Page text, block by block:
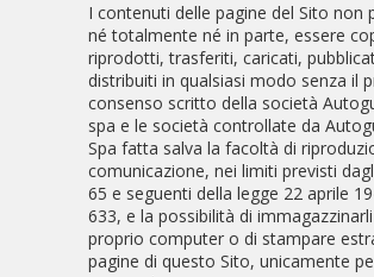
I contenuti delle pagine del Sito non
né totalmente né in parte, essere
riprodotti, trasferiti, caricati,
distribuiti in qualsiasi modo senza il
consenso scritto della società
spa e le società controllate da
Spa fatta salva la facoltà di
comunicazione, nei limiti previsti
65 e seguenti della legge 22 aprile
633, e la possibilità di
proprio computer o di stampare
pagine di questo Sito, unicamente